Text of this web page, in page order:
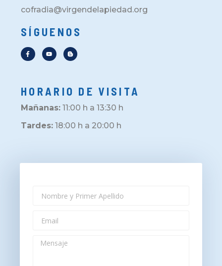
cofradia@virgendelapiedad.org
SÍGUENOS
HORARIO DE VISITA
Mañanas: 11:00 h a 13:30 h
Tardes: 18:00 h a 20:00 h